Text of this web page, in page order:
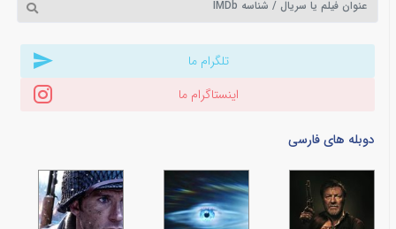
تلگرام ما
اینستاگرام ما
دوبله های فارسی